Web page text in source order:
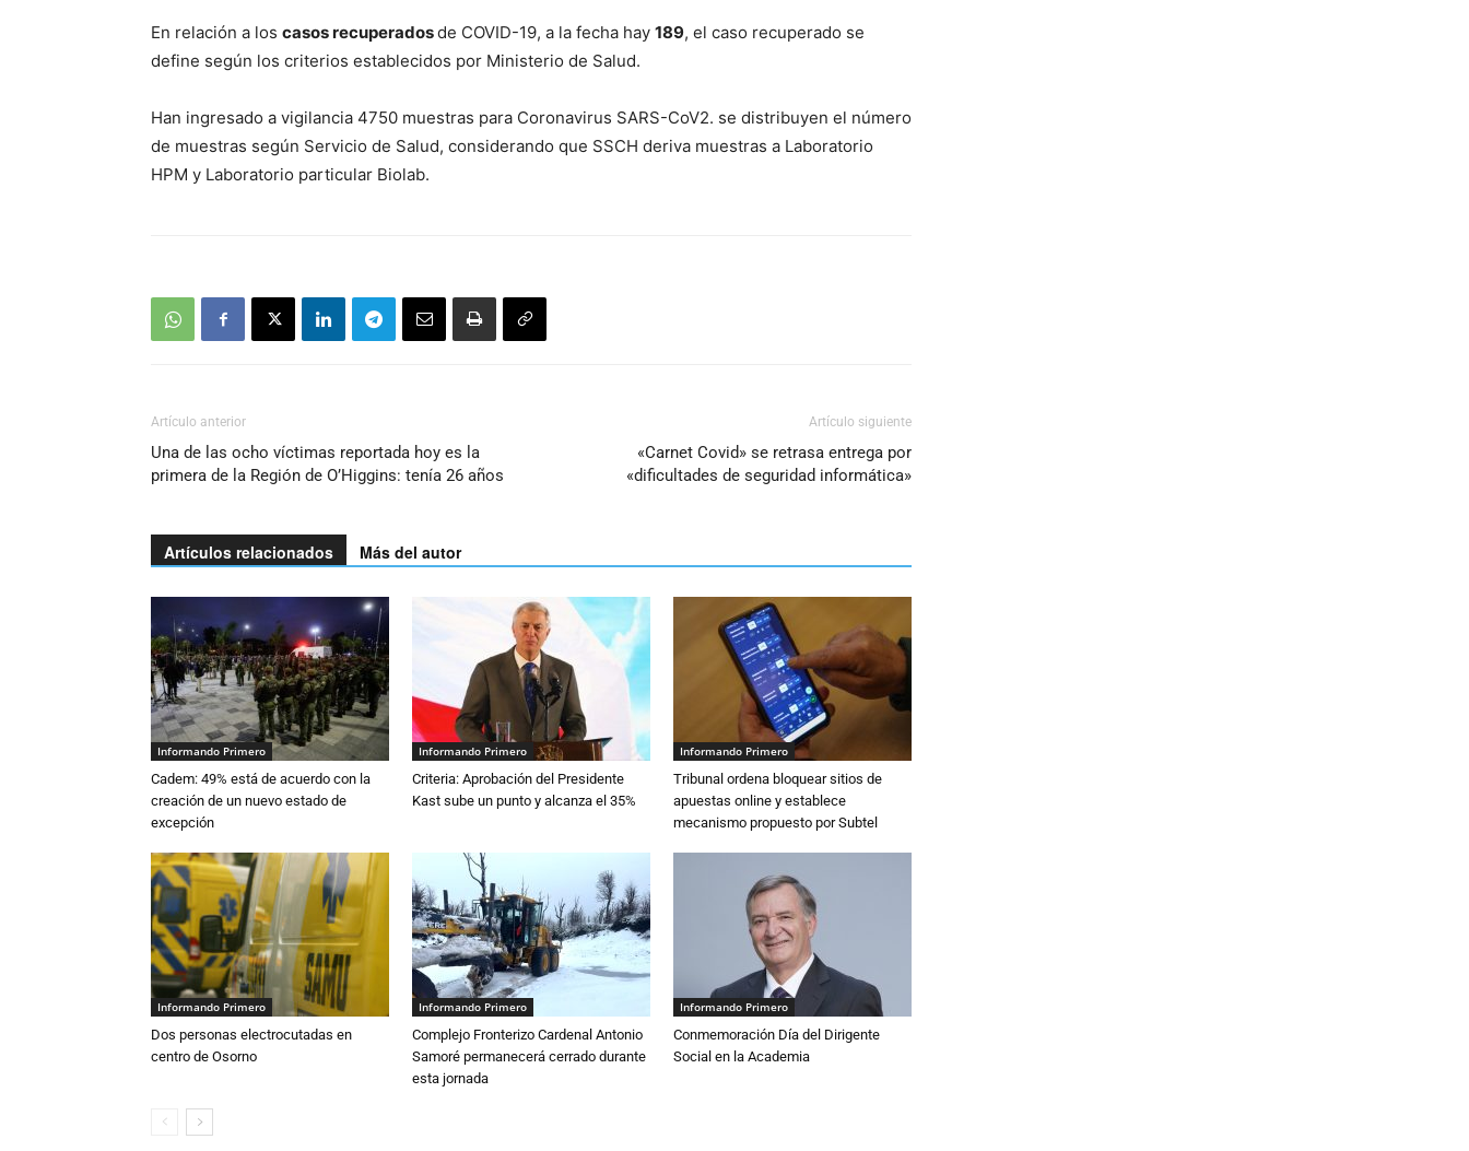
En relación a los casos recuperadosde COVID-19, a la fecha hay 189, el caso recuperado se
define según los criterios establecidos por Ministerio de Salud.
Han ingresado a vigilancia 4750 muestras para Coronavirus SARS-CoV2. se distribuyen el número
de muestras según Servicio de Salud, considerando que SSCH deriva muestras a Laboratorio
HPM y Laboratorio particular Biolab.
Artículo anterior
Una de las ocho víctimas reportada hoy es la
primera de la Región de O’Higgins: tenía 26 años
Artículo siguiente
«Carnet Covid» se retrasa entrega por
«dificultades de seguridad informática»
Artículos relacionados Más del autor
Informando Primero
Cadem: 49% está de acuerdo con la
creación de un nuevo estado de
excepción
Informando Primero
Criteria: Aprobación del Presidente
Kast sube un punto y alcanza el 35%
Informando Primero
Tribunal ordena bloquear sitios de
apuestas online y establece
mecanismo propuesto por Subtel
Informando Primero
Dos personas electrocutadas en
centro de Osorno
Informando Primero
Complejo Fronterizo Cardenal Antonio
Samoré permanecerá cerrado durante
esta jornada
Informando Primero
Conmemoración Día del Dirigente
Social en la Academia